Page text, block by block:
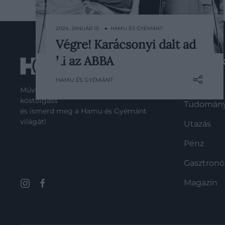
A szám a svéd csapat új albumán, a
Voyage-on szerepel, és várhatóan
ünnepi látványvilágot is kap majd.
2024. JANUÁR 15. ● HAMU ÉS GYÉMÁNT
Végre! Karácsonyi dalt ad
ki az ABBA
HAMU ÉS GYÉMÁNT
Művelődj, szórakozz, kíváncsiskodj,
kóstolgass
és ismerd meg a Hamu és Gyémánt
világát!
Kultúra
Utazás
Pénz
Magazin